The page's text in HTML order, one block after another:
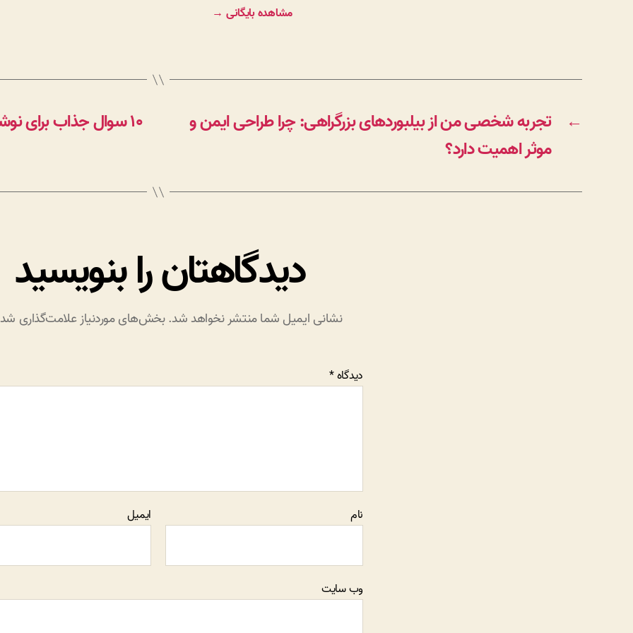
مشاهده بایگانی →
←
تجربه شخصی من از بیلبوردهای بزرگراهی: چرا طراحی ایمن و
موثر اهمیت دارد؟
۱۰ سوال جذاب برای نوشتن در وبلاگ که مخاطب را درگیر می‌کند
دیدگاهتان را بنویسید
نشانی ایمیل شما منتشر نخواهد شد.بخش‌های موردنیاز علامت‌گذاری
دیدگاه*
نام ایمیل
وب‌ سایت